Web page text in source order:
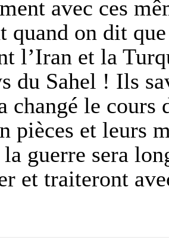
avec ces
quand on dit
l’Iran et la
du Sahel ! Ils
changé le cours
pièces et leurs
la guerre sera
et traiteront